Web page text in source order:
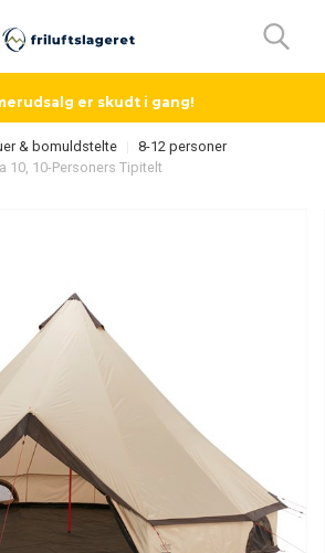
er skudt i gang!
& bomuldstelte
8-12 personer
10, 10-Personers Tipitelt